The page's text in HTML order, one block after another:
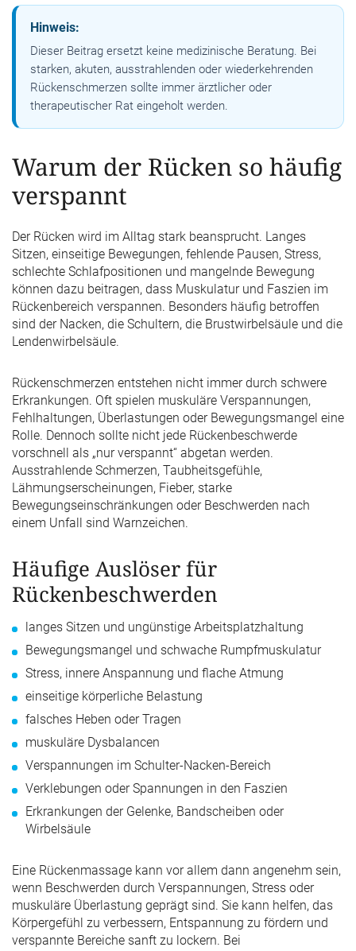
Hinweis:
Dieser Beitrag ersetzt keine medizinische Beratung. Bei
starken, akuten, ausstrahlenden oder wiederkehrenden
Rückenschmerzen sollte immer ärztlicher oder
therapeutischer Rat eingeholt werden.
Warum der Rücken so häufig
verspannt
Der Rücken wird im Alltag stark beansprucht. Langes
Sitzen, einseitige Bewegungen, fehlende Pausen, Stress,
schlechte Schlafpositionen und mangelnde Bewegung
können dazu beitragen, dass Muskulatur und Faszien im
Rückenbereich verspannen. Besonders häufig betroffen
sind der Nacken, die Schultern, die Brustwirbelsäule und die
Lendenwirbelsäule.
Rückenschmerzen entstehen nicht immer durch schwere
Erkrankungen. Oft spielen muskuläre Verspannungen,
Fehlhaltungen, Überlastungen oder Bewegungsmangel eine
Rolle. Dennoch sollte nicht jede Rückenbeschwerde
vorschnell als „nur verspannt“ abgetan werden.
Ausstrahlende Schmerzen, Taubheitsgefühle,
Lähmungserscheinungen, Fieber, starke
Bewegungseinschränkungen oder Beschwerden nach
einem Unfall sind Warnzeichen.
Häufige Auslöser für
Rückenbeschwerden
langes Sitzen und ungünstige Arbeitsplatzhaltung
Bewegungsmangel und schwache Rumpfmuskulatur
Stress, innere Anspannung und flache Atmung
einseitige körperliche Belastung
falsches Heben oder Tragen
muskuläre Dysbalancen
Verspannungen im Schulter-Nacken-Bereich
Verklebungen oder Spannungen in den Faszien
Erkrankungen der Gelenke, Bandscheiben oder
Wirbelsäule
Eine Rückenmassage kann vor allem dann angenehm sein,
wenn Beschwerden durch Verspannungen, Stress oder
muskuläre Überlastung geprägt sind. Sie kann helfen, das
Körpergefühl zu verbessern, Entspannung zu fördern und
verspannte Bereiche sanft zu lockern. Bei